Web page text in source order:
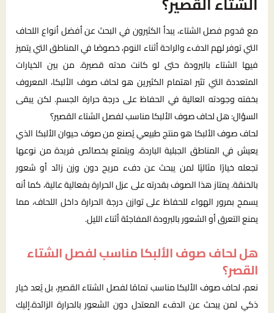
مع قدوم فصل الشتاء، يبدأ الكثيرون في البحث عن أفضل أنواع اللحاف
التي توفر لهم الدفء والراحة أثناء النوم، خصوصًا في المناطق التي يتميز
فيها الشتاء بالبرودة حتى لو كانت مدته قصيرة. من بين الخيارات
المتعددة التي تثير اهتمام الكثيرين هو لحاف صوف الألبكا، المعروف
بخفته وجودته العالية في الحفاظ على درجة حرارة الجسم. لكن يبقى
السؤال: هل لحاف صوف الألبكا مناسب لفصل الشتاء القصير؟
لحاف صوف الألبكا هو منتج طبيعي يُصنع من صوف حيوان الألبكا الذي
يعيش في المناطق الجبلية الباردة، ويتمتع بخصائص فريدة من نوعها
تجعله خيارًا مثاليًا لمن يبحث عن دفء مريح دون وزن زائد أو شعور
بالخنقة. يمتاز هذا الصوف بقدرته على عزل الحرارة بفعالية عالية، كما أنه
يسمح بمرور الهواء للحفاظ على توازن درجة الحرارة داخل اللحاف، مما
يمنع التعرق أو الشعور بالبرودة المفاجئة أثناء الليل.
هل لحاف صوف الألبكا مناسب لفصل الشتاء
القصر؟
نعم، لحاف صوف الألبكا مناسب تمامًا لفصل الشتاء القصير، بل يُعد خيار
ذكي لمن يبحث عن الدفء المعتدل دون الشعور بالحرارة الزائدة.إليك